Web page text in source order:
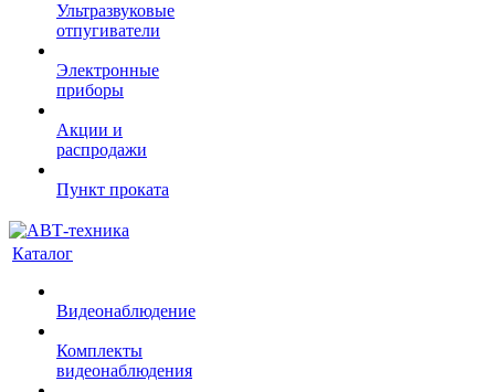
Ультразвуковые
отпугиватели
Электронные
приборы
Акции и
распродажи
Пункт проката
Каталог
Видеонаблюдение
Комплекты
видеонаблюдения